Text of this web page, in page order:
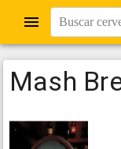
Buscar
Mash